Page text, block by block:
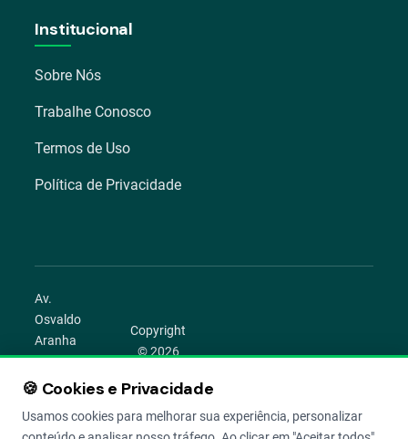
Institucional
Sobre Nós
Trabalhe Conosco
Termos de Uso
Política de Privacidade
Av.
Osvaldo
Aranha
1022 –
Bom
Porto
Copyright
© 2026
Todos os
direitos
reservados.
🍪 Cookies e Privacidade
Usamos cookies para melhorar sua experiência, personalizar